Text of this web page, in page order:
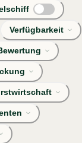
Verfügbarkeit